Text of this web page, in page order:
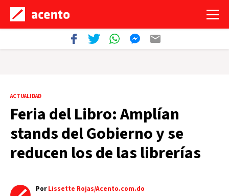
ACTUALIDAD
Feria del Libro: Amplían
stands del Gobierno y se
reducen los de las librerías
PorLissette Rojas/Acento.com.do